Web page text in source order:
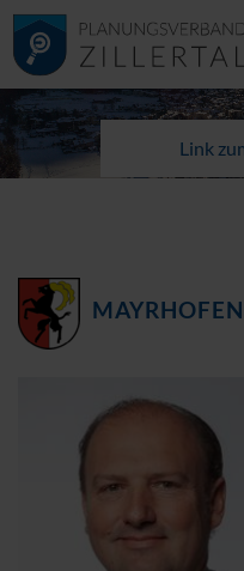
Link
MAYRHOFEN